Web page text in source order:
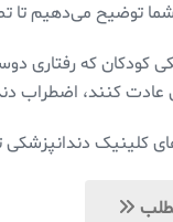
توضیح می‌دهیم تا
کودکان که رفتاری
عادت کنند، اضطراب
کلینیک